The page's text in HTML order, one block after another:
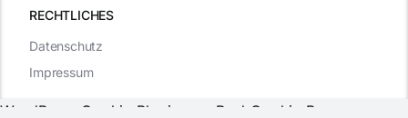
RECHTLICHES
Datenschutz
Impressum
WordPress Cookie Plugin von Real Cookie Banner